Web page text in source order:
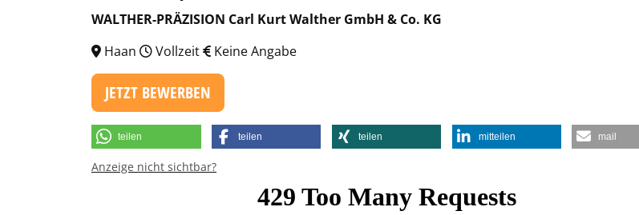
WALTHER-PRÄZISION Carl Kurt Walther GmbH & Co. KG
Haan
Vollzeit Keine Angabe
JETZT BEWERBEN
teilen teilen teilen mitteilen mail
Anzeige nicht sichtbar?